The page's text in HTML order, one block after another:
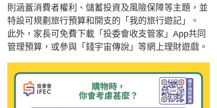
則涵蓋消費者權利、儲蓄投資及風險保障等主題，並
特設可規劃旅行預算和開支的「我的旅行遊記」。
此外，家長可免費下載「投委會收支管家」App共同
管理預算，或參與「錢宇宙傳說」等網上理財遊戲。